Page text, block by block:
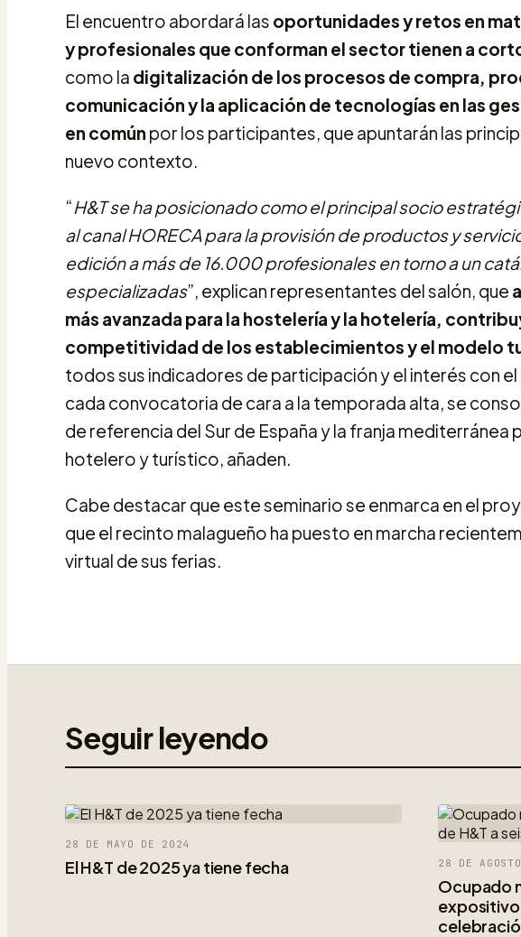
El encuentro abordará las oportunidades y retos en
y profesionales que conforman el sector tienen a
como la digitalización de los procesos de compra,
comunicación y la aplicación de tecnologías en las
en común por los participantes, que apuntarán las
nuevo contexto.
“H&T se ha posicionado como el principal socio
al canal HORECA para la provisión de productos y
edición a más de 16.000 profesionales en torno a un
especializadas”, explican representantes del salón, que
más avanzada para la hostelería y la hotelería,
competitividad de los establecimientos y el modelo
todos sus indicadores de participación y el interés con
cada convocatoria de cara a la temporada alta, se
de referencia del Sur de España y la franja
hotelero y turístico, añaden.
Cabe destacar que este seminario se enmarca en el
que el recinto malagueño ha puesto en marcha
virtual de sus ferias.
Seguir leyendo
28 DE MAYO DE 2024
El H&T de 2025 ya tiene fecha 28 DE
Ocupado
expositivo